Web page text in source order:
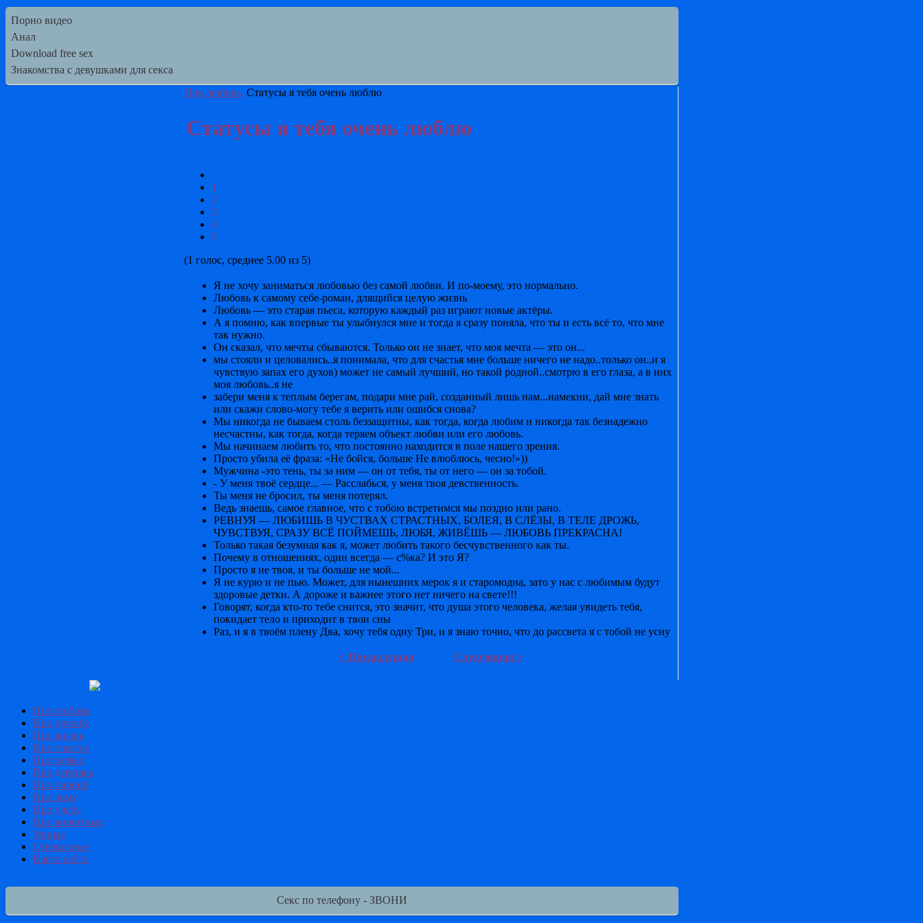
Порно видео
Анал
Download free sex
Знакомства с девушками для секса
Про любовь Статусы я тебя очень люблю
Статусы я тебя очень люблю
1
2
3
4
5
(1 голос, среднее 5.00 из 5)
Я не хочу заниматься любовью без самой любви. И по-моему, это нормально.
Любовь к самому себе-роман, длящийся целую жизнь
Любовь — это старая пьеса, которую каждый раз играют новые актёры.
А я помню, как впервые ты улыбнулся мне и тогда я сразу поняла, что ты и есть всё то, что мне
так нужно.
Он сказал, что мечты сбываются. Только он не знает, что моя мечта — это он...
мы стояли и целовались..я понимала, что для счастья мне больше ничего не надо..только он..и я
чувствую запах его духов) может не самый лучший, но такой родной..смотрю в его глаза, а в них
моя любовь..я не
забери меня к теплым берегам, подари мне рай, созданный лишь нам...намекни, дай мне знать
или скажи слово-могу тебе я верить или ошибся снова?
Мы никогда не бываем столь беззащитны, как тогда, когда любим и никогда так безнадежно
несчастны, как тогда, когда теряем объект любви или его любовь.
Мы начинаем любить то, что постоянно находится в поле нашего зрения.
Просто убила её фраза: «Не бойся, больше Не влюблюсь, чесно!»))
Мужчина -это тень, ты за ним — он от тебя, ты от него — он за тобой.
- У меня твоё сердце... — Расслабься, у меня твоя девственность.
Ты меня не бросил, ты меня потерял.
Ведь знаешь, самое главное, что с тобою встретимся мы поздно или рано.
РЕВНУЯ — ЛЮБИШЬ В ЧУСТВАХ СТРАСТНЫХ, БОЛЕЯ, В СЛЁЗЫ, В ТЕЛЕ ДРОЖЬ,
ЧУВСТВУЯ, СРАЗУ ВСЁ ПОЙМЕШЬ, ЛЮБЯ, ЖИВЁШЬ — ЛЮБОВЬ ПРЕКРАСНА!
Только такая безумная как я, может любить такого бесчувственного как ты.
Почему в отношениях, один всегда — с%ка? И это Я?
Просто я не твоя, и ты больше не мой...
Я не курю и не пью. Может, для нынешних мерок я и старомодна, зато у нас с любимым будут
здоровые детки. А дороже и важнее этого нет ничего на свете!!!
Говорят, когда кто-то тебе снится, это значит, что душа этого человека, желая увидеть тебя,
покидает тело и приходит в твои сны
Раз, и я в твоём плену Два, хочу тебя одну Три, и я знаю точно, что до рассвета я с тобой не усну
< Предыдущая Следующая >
Про любовь
Про дружбу
Про жизнь
Про счастье
Про семью
Про девушек
Про парней
Про зиму
Про учебу
Про животных
Умные
Стервозные
Карта сайта
Секс по телефону - ЗВОНИ